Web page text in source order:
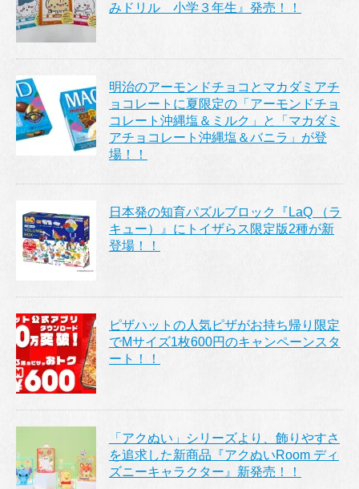
みドリル 小学３年生』発売！！
明治のアーモンドチョコとマカダミアチ
ョコレートに夏限定の「アーモンドチョ
コレート沖縄塩＆ミルク」と「マカダミ
アチョコレート沖縄塩＆バニラ」が登
場！！
日本発の知育パズルブロック『LaQ （ラ
キュー）』にトイザらス限定版2種が新
登場！！
ピザハットの人気ピザがお持ち帰り限定
でMサイズ1枚600円のキャンペーンスタ
ート！！
「アクぬい」シリーズより、飾りやすさ
を追求した新商品『アクぬいRoom ディ
ズニーキャラクター』新発売！！